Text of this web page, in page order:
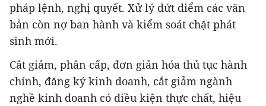
pháp lệnh, nghị quyết. Xử lý dứt điểm các văn
bản còn nợ ban hành và kiểm soát chặt phát
sinh mới.
Cắt giảm, phân cấp, đơn giản hóa thủ tục hành
chính, đăng ký kinh doanh, cắt giảm ngành
nghề kinh doanh có điều kiện thực chất, hiệu